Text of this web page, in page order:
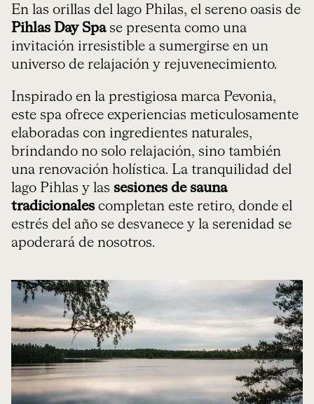
En las orillas del lago Philas, el sereno oasis de
Pihlas Day Spase presenta como una
invitación irresistible a sumergirse en un
universo de relajación y rejuvenecimiento.
Inspirado en la prestigiosa marca Pevonia,
este spa ofrece experiencias meticulosamente
elaboradas con ingredientes naturales,
brindando no solo relajación, sino también
una renovación holística. La tranquilidad del
lago Pihlas y las sesiones de sauna
tradicionalescompletan este retiro, donde el
estrés del año se desvanece y la serenidad se
apoderará de nosotros.